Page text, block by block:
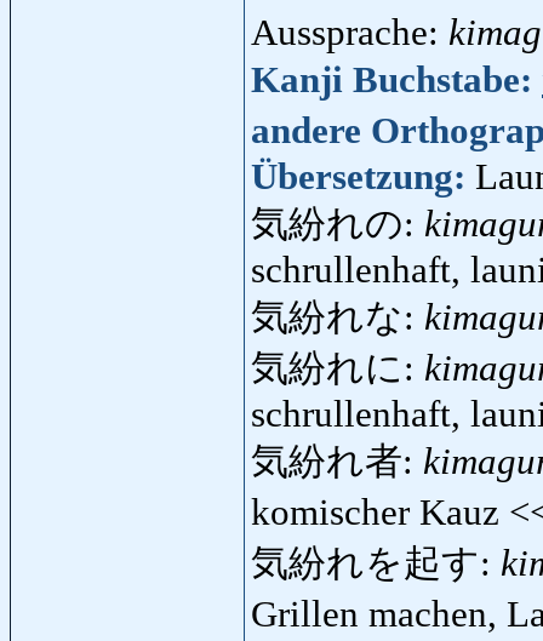
Aussprache:
Kanji Buchstabe:
andere
Übersetzung:
気紛れの:
schrullenhaft,
気紛れな:
気紛れに:
schrullenhaft,
気紛れ者:
komischer Kauz
気紛れを起す:
Grillen machen,